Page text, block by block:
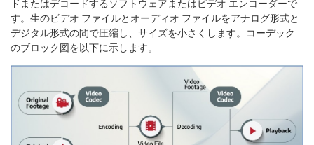
ドまたはデコードするソフトウェアまたはビデオ エンコーダーで
す。生のビデオ ファイルとオーディオ ファイルをアナログ形式と
デジタル形式の間で圧縮し、サイズを小さくします。コーデック
のブロック図を以下に示します。